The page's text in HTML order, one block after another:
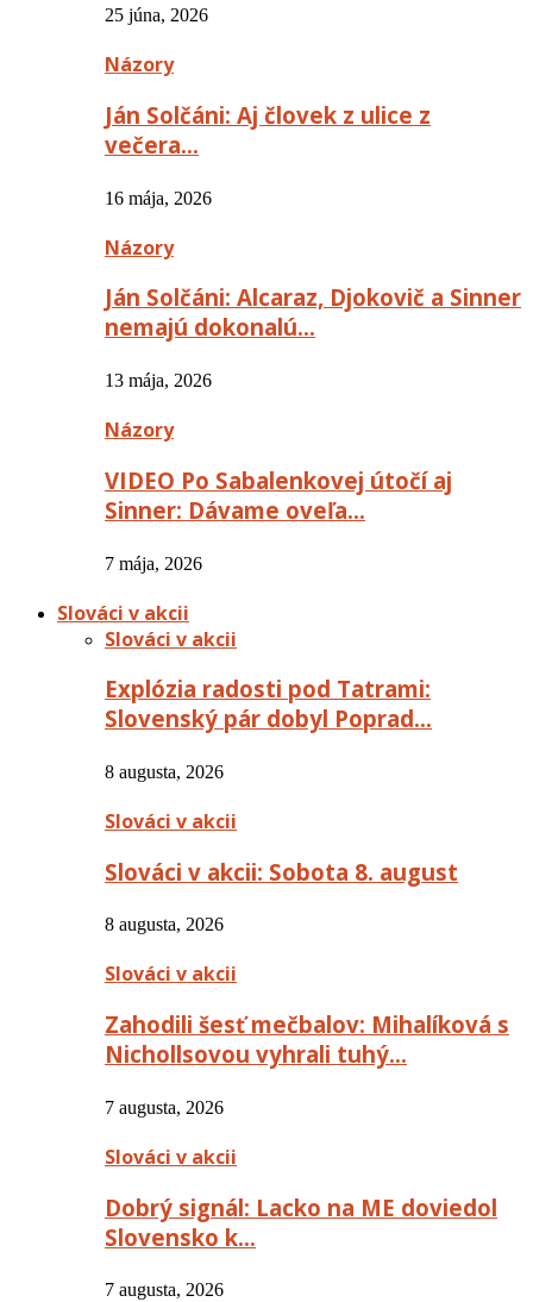
25 júna, 2026
Názory
Ján Solčáni: Aj človek z ulice z
večera…
16 mája, 2026
Názory
Ján Solčáni: Alcaraz, Djokovič a Sinner
nemajú dokonalú…
13 mája, 2026
Názory
VIDEO Po Sabalenkovej útočí aj
Sinner: Dávame oveľa…
7 mája, 2026
Slováci v akcii
Slováci v akcii
Explózia radosti pod Tatrami:
Slovenský pár dobyl Poprad…
8 augusta, 2026
Slováci v akcii
Slováci v akcii: Sobota 8. august
8 augusta, 2026
Slováci v akcii
Zahodili šesť mečbalov: Mihalíková s
Nichollsovou vyhrali tuhý…
7 augusta, 2026
Slováci v akcii
Dobrý signál: Lacko na ME doviedol
Slovensko k…
7 augusta, 2026